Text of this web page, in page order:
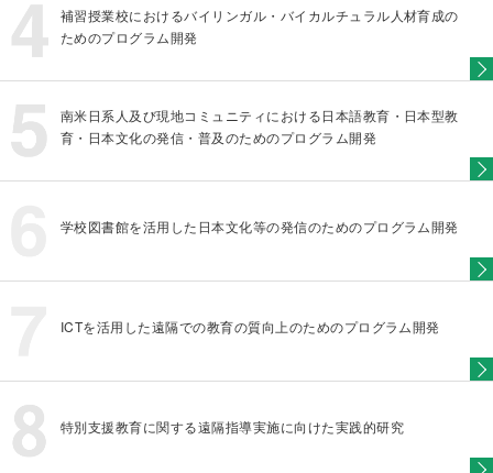
補習授業校におけるバイリンガル・バイカルチュラル人材育成の
ためのプログラム開発
南米日系人及び現地コミュニティにおける日本語教育・日本型教
育・日本文化の発信・普及のためのプログラム開発
学校図書館を活用した日本文化等の発信のためのプログラム開発
ICTを活用した遠隔での教育の質向上のためのプログラム開発
特別支援教育に関する遠隔指導実施に向けた実践的研究